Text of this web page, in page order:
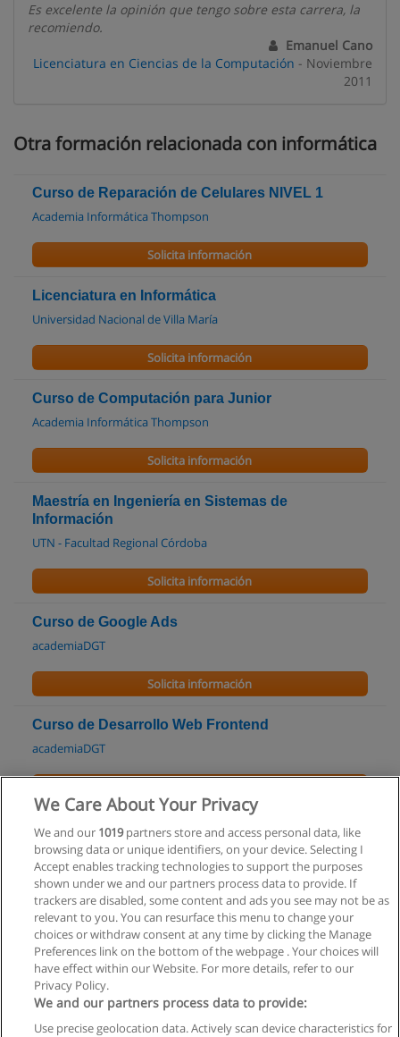
Es excelente la opinión que tengo sobre esta carrera, la
recomiendo.
Emanuel Cano
Licenciatura en Ciencias de la Computación - Noviembre
2011
Otra formación relacionada con informática
Curso de Reparación de Celulares NIVEL 1
Academia Informática Thompson
Solicita información
Licenciatura en Informática
Universidad Nacional de Villa María
Solicita información
Curso de Computación para Junior
Academia Informática Thompson
Solicita información
Maestría en Ingeniería en Sistemas de
Información
UTN - Facultad Regional Córdoba
Solicita información
Curso de Google Ads
academiaDGT
Solicita información
Curso de Desarrollo Web Frontend
academiaDGT
Cursos de Excel: Nivel Básico
CEPE Idiomas
Solicita información
Privacidad de datos
We Care About Your Privacy
We and our 1019partners store and access personal data, like
browsing data or unique identifiers, on your device. Selecting I
Accept enables tracking technologies to support the purposes
shown under we and our partners process data to provide. If
trackers are disabled, some content and ads you see may not be as
relevant to you. You can resurface this menu to change your
choices or withdraw consent at any time by clicking the Manage
Preferences link on the bottom of the webpage . Your choices will
have effect within our Website. For more details, refer to our
Privacy Policy.
We and our partners process data to provide:
Use precise geolocation data. Actively scan device characteristics for